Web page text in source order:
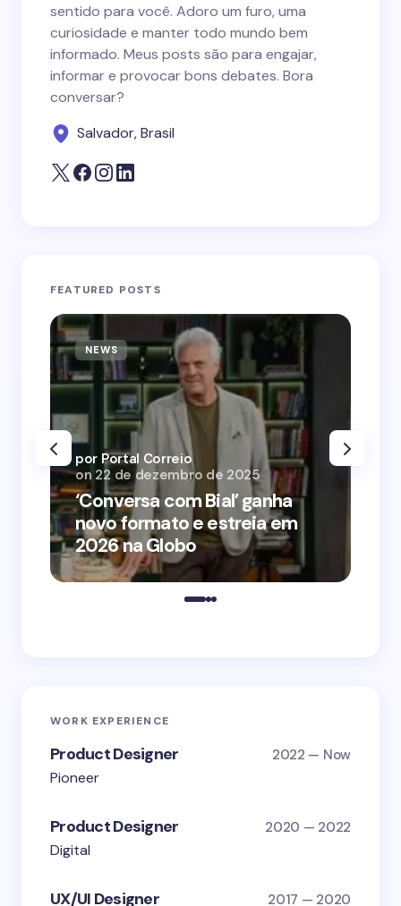
sentido para você. Adoro um furo, uma
curiosidade e manter todo mundo bem
informado. Meus posts são para engajar,
informar e provocar bons debates. Bora
conversar?
Salvador, Brasil
FEATURED POSTS
NEWS
‘Conversa com Bial’ ganha
novo formato e estreia em
2026 na Globo
por Portal Correio
on 22 de dezembro de 2025
WORK EXPERIENCE
Product Designer 2022 — Now
Pioneer
Product Designer 2020 — 2022
Digital
UX/UI Designer 2017 — 2020